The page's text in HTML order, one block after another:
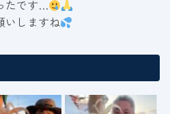
たです…
いしますね